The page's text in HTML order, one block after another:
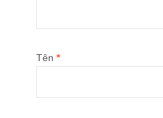
Tên *